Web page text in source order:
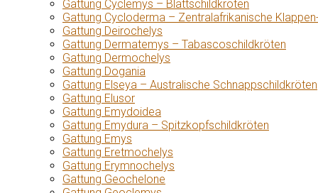
Gattung Cyclemys – Blattschildkröten
Gattung Cycloderma – Zentralafrikanische
Gattung Deirochelys
Gattung Dermatemys – Tabascoschildkröten
Gattung Dermochelys
Gattung Dogania
Gattung Elseya – Australische Schnappschildkröten
Gattung Elusor
Gattung Emydoidea
Gattung Emydura – Spitzkopfschildkröten
Gattung Emys
Gattung Eretmochelys
Gattung Erymnochelys
Gattung Geochelone